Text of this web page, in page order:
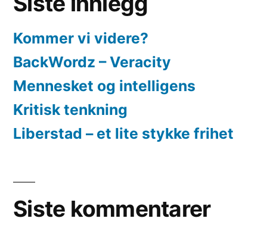
Kommer vi videre?
BackWordz – Veracity
Mennesket og intelligens
Kritisk tenkning
Liberstad – et lite stykke frihet
Siste kommentarer